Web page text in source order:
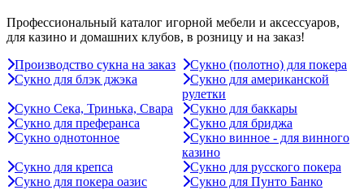
Профессиональный каталог игорной мебели и аксессуаров,
для казино и домашних клубов, в розницу и на заказ!
Производство сукна на заказ
Сукно (полотно) для покера
Сукно для блэк джэка
Сукно для американской
рулетки
Сукно Сека, Тринька, Свара
Сукно для баккары
Сукно для преферанса
Сукно для бриджа
Сукно однотонное
Сукно винное - для винного
казино
Сукно для крепса
Сукно для русского покера
Сукно для покера оазис
Сукно для Пунто Банко